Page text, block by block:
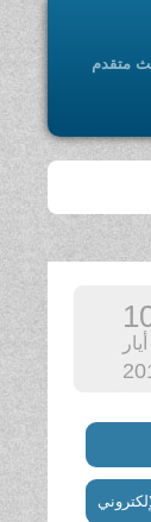
متقدم
أيار